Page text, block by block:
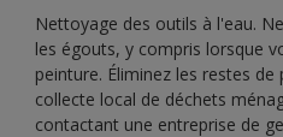
Nettoyage des outils à l'eau.
les égouts, y compris lorsque
peinture. Éliminez les restes
collecte local de déchets
contactant une entreprise de